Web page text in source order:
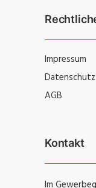
Impressum
Datenschutz
AGB
Kontakt
Im